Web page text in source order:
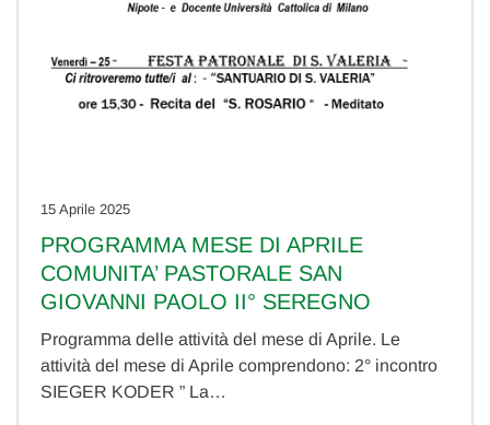
15 Aprile 2025
PROGRAMMA MESE DI APRILE
COMUNITA’ PASTORALE SAN
GIOVANNI PAOLO II° SEREGNO
Programma delle attività del mese di Aprile. Le
attività del mese di Aprile comprendono: 2° incontro
SIEGER KODER ” La…